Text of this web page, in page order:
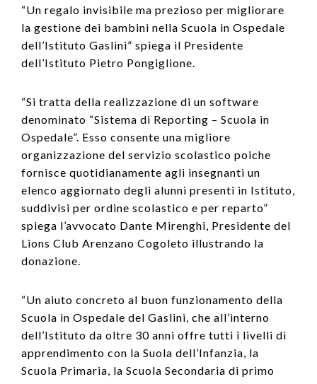
“Un regalo invisibile ma prezioso per migliorare
la gestione dei bambini nella Scuola in Ospedale
dell’Istituto Gaslini” spiega il Presidente
dell’Istituto Pietro Pongiglione.
“Si tratta della realizzazione di un software
denominato “Sistema di Reporting – Scuola in
Ospedale”. Esso consente una migliore
organizzazione del servizio scolastico poiche
fornisce quotidianamente agli insegnanti un
elenco aggiornato degli alunni presenti in Istituto,
suddivisi per ordine scolastico e per reparto”
spiega l’avvocato Dante Mirenghi, Presidente del
Lions Club Arenzano Cogoleto illustrando la
donazione.
“Un aiuto concreto al buon funzionamento della
Scuola in Ospedale del Gaslini, che all’interno
dell’Istituto da oltre 30 anni offre tutti i livelli di
apprendimento con la Suola dell’Infanzia, la
Scuola Primaria, la Scuola Secondaria di primo